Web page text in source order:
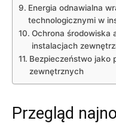
Energia odnawialna
technologicznymi ‍w
Ochrona środowiska
instalacjach
Bezpieczeństwo jako
zewnętrznych
Przegląd